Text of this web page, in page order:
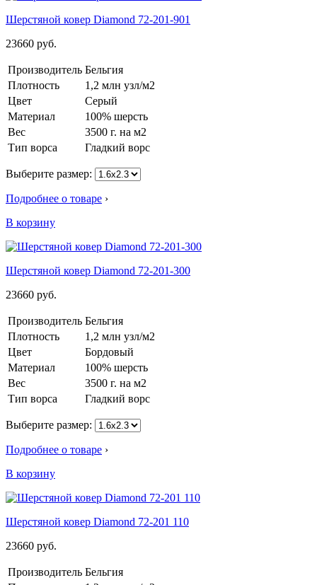
Шерстяной ковер Diamond 72-201-901
23660 руб.
Производитель Бельгия
Плотность
1,2 млн узл/м2
Цвет
Серый
Материал
100% шерсть
Вес
3500 г. на м2
Тип ворса
Гладкий ворс
Выберите размер:
Подробнее о товаре ›
В корзину
Шерстяной ковер Diamond 72-201-300
23660 руб.
Производитель Бельгия
Плотность
1,2 млн узл/м2
Цвет
Бордовый
Материал
100% шерсть
Вес
3500 г. на м2
Тип ворса
Гладкий ворс
Выберите размер:
Подробнее о товаре ›
В корзину
Шерстяной ковер Diamond 72-201 110
23660 руб.
Производитель Бельгия